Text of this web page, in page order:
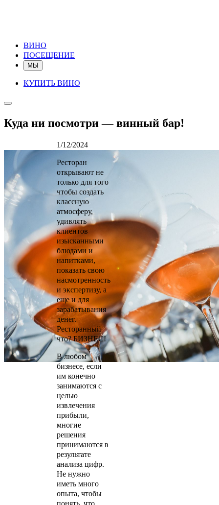
ВИНО
ПОСЕЩЕНИЕ
МЫ
КУПИТЬ ВИНО
Куда ни посмотри — винный бар!
1/12/2024
Ресторан
открывают не
только для того
чтобы создать
классную
атмосферу,
удивлять
клиентов
изысканными
блюдами и
напитками,
показать свою
насмотренность
и экспертизу, а
еще и для
зарабатывания
денег.
Ресторанный
что? БИЗНЕС!
В любом
бизнесе, если
им конечно
занимаются с
целью
извлечения
прибыли,
многие
решения
принимаются в
результате
анализа цифр.
Не нужно
иметь много
опыта, чтобы
понять, что